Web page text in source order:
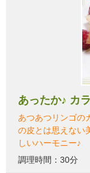
あったか♪ カ
あつあつリンゴの
の皮とは思えない
しいハーモニー♪
調理時間：30分